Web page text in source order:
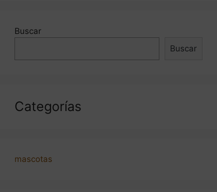
Buscar
Buscar
Categorías
mascotas